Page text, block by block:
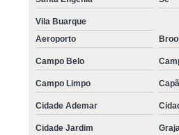
quanto custa pigmentação no couro
pigmentação capilar em entradas Cajamar
pigmentação capilar definitiva valor
Vila Buarque
Aeroporto
Campo Belo
Campo Limpo
Cidade Ademar
Cidade Jardim